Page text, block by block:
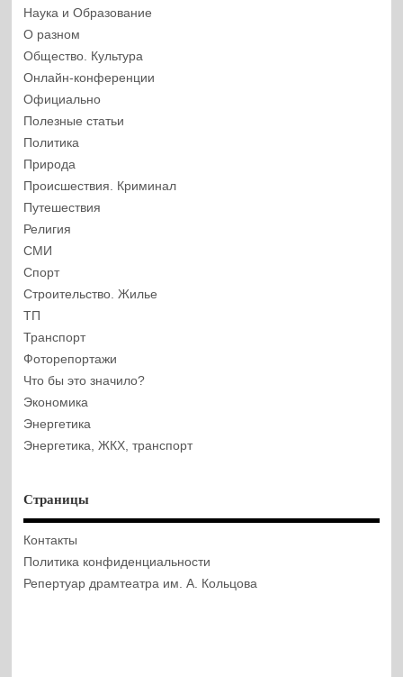
Наука и Образование
О разном
Общество. Культура
Онлайн-конференции
Официально
Полезные статьи
Политика
Природа
Происшествия. Криминал
Путешествия
Религия
СМИ
Спорт
Строительство. Жилье
ТП
Транспорт
Фоторепортажи
Что бы это значило?
Экономика
Энергетика
Энергетика, ЖКХ, транспорт
Страницы
Контакты
Политика конфиденциальности
Репертуар драмтеатра им. А. Кольцова